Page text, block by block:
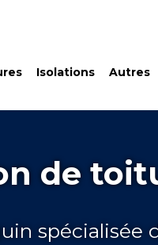
Isolations Autres
de
spécialisée